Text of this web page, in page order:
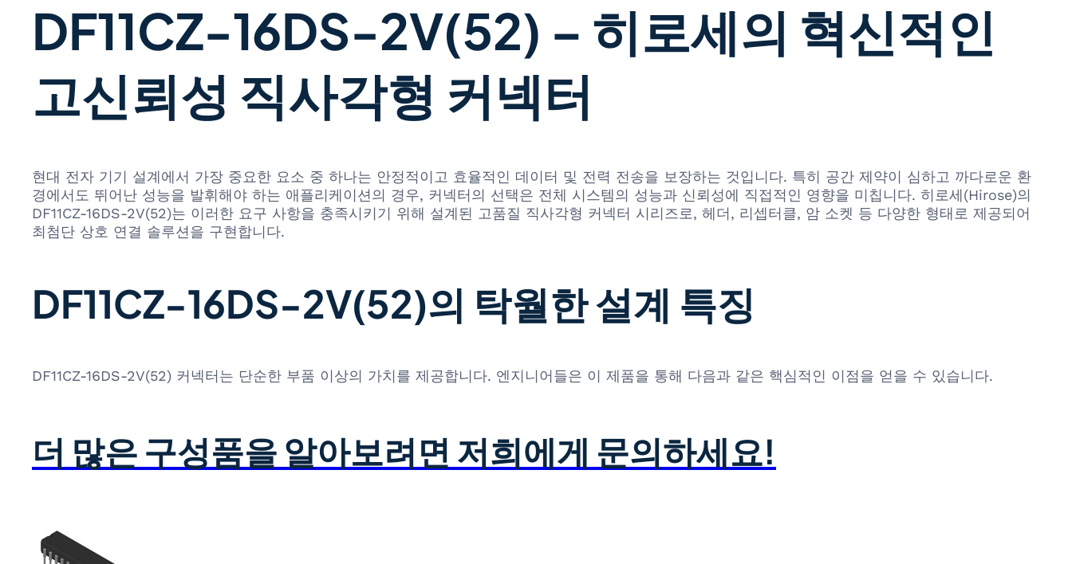
DF11CZ-16DS-2V(52) – 히로세의 혁신적인
고신뢰성 직사각형 커넥터
현대 전자 기기 설계에서 가장 중요한 요소 중 하나는 안정적이고 효율적인 데이터 및 전력 전송을 보장하는 것입니다. 특히 공간 제약이 심하고 까다로운 환
경에서도 뛰어난 성능을 발휘해야 하는 애플리케이션의 경우, 커넥터의 선택은 전체 시스템의 성능과 신뢰성에 직접적인 영향을 미칩니다. 히로세(Hirose)의
DF11CZ-16DS-2V(52)는 이러한 요구 사항을 충족시키기 위해 설계된 고품질 직사각형 커넥터 시리즈로, 헤더, 리셉터클, 암 소켓 등 다양한 형태로 제공되어
최첨단 상호 연결 솔루션을 구현합니다.
DF11CZ-16DS-2V(52)의 탁월한 설계 특징
DF11CZ-16DS-2V(52) 커넥터는 단순한 부품 이상의 가치를 제공합니다. 엔지니어들은 이 제품을 통해 다음과 같은 핵심적인 이점을 얻을 수 있습니다.
더 많은 구성품을 알아보려면 저희에게 문의하세요!